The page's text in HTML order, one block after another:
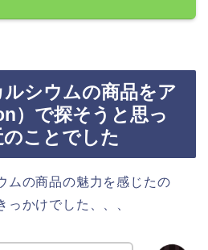
シウムの商品をア
）で探そうと思っ
ことでした
ムの商品の魅力を感じたの
っかけでした、、、